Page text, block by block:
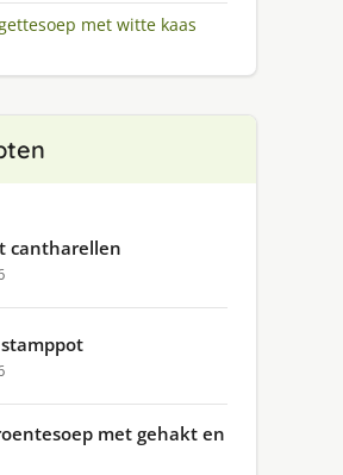
met witte kaas
cantharellen
met gehakt en